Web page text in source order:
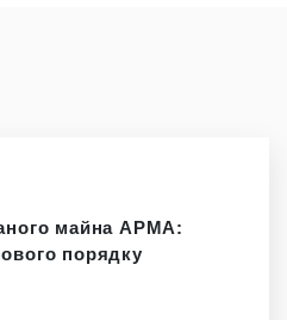
майна АРМА:
порядку